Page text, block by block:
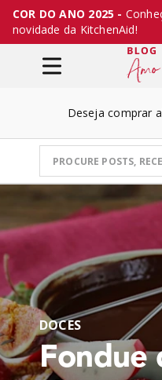
COR DO ANO 2025 -
novidade da KitchenAid!
Deseja comprar
DOCES
Fondue